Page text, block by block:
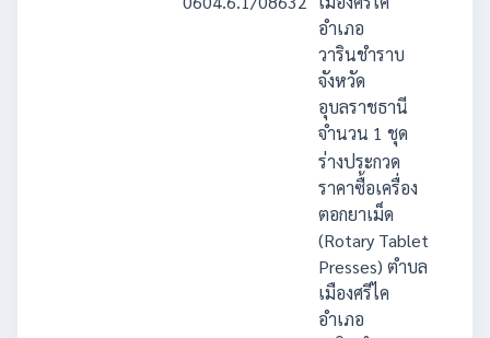
อำเภอ
วารินชำราบ
จังหวัด
อุบลราชธานี
จำนวน 1 ชุด
ร่างประกวด
ราคาซื้อเครื่อง
ตอกยาเม็ด
(Rotary Tablet
Presses) ตำบล
เมืองศรีไค
อำเภอ